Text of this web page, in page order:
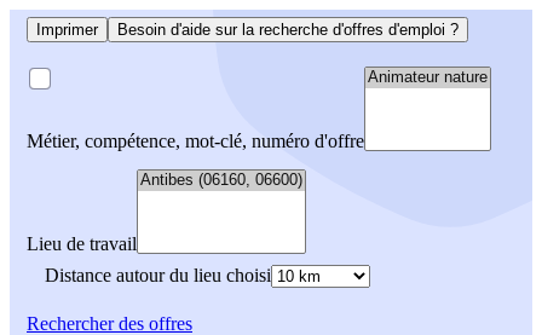
Imprimer Besoin d'aide sur la recherche d'offres d'emploi ?
Métier, compétence, mot-clé, numéro d'offre
Lieu de travail
Distance autour du lieu choisi
Rechercherdes offres